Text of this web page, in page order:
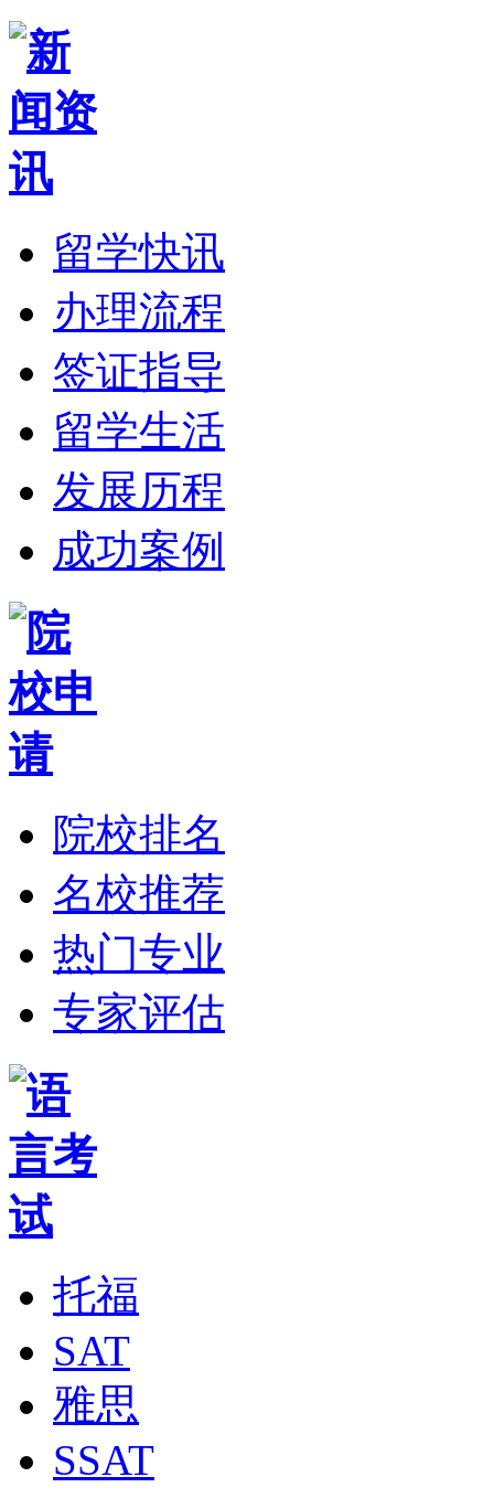
留学快讯
办理流程
签证指导
留学生活
发展历程
成功案例
院校排名
名校推荐
热门专业
专家评估
托福
SAT
雅思
SSAT